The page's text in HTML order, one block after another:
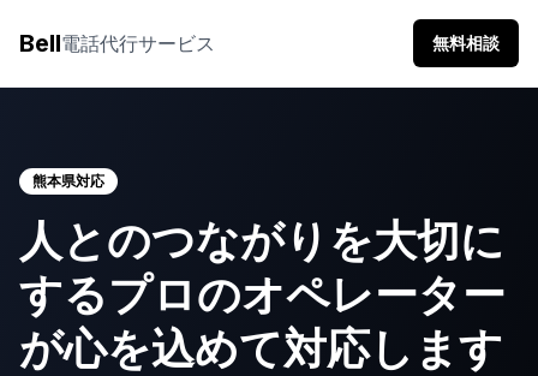
Bell電話代行サービス 無料相談
熊本県対応
人とのつながりを大切に
するプロのオペレーター
が心を込めて対応します